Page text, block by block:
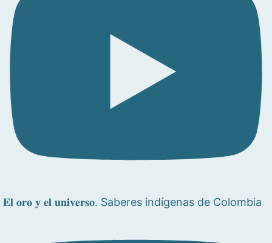
𝐄𝐥 𝐨𝐫𝐨 𝐲 𝐞𝐥 𝐮𝐧𝐢𝐯𝐞𝐫𝐬𝐨. Saberes indígenas de Colombia